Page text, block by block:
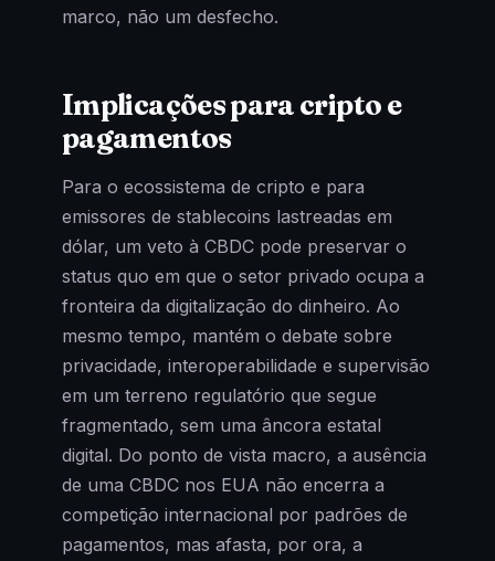
marco, não um desfecho.
Implicações para cripto e
pagamentos
Para o ecossistema de cripto e para
emissores de stablecoins lastreadas em
dólar, um veto à CBDC pode preservar o
status quo em que o setor privado ocupa a
fronteira da digitalização do dinheiro. Ao
mesmo tempo, mantém o debate sobre
privacidade, interoperabilidade e supervisão
em um terreno regulatório que segue
fragmentado, sem uma âncora estatal
digital. Do ponto de vista macro, a ausência
de uma CBDC nos EUA não encerra a
competição internacional por padrões de
pagamentos, mas afasta, por ora, a